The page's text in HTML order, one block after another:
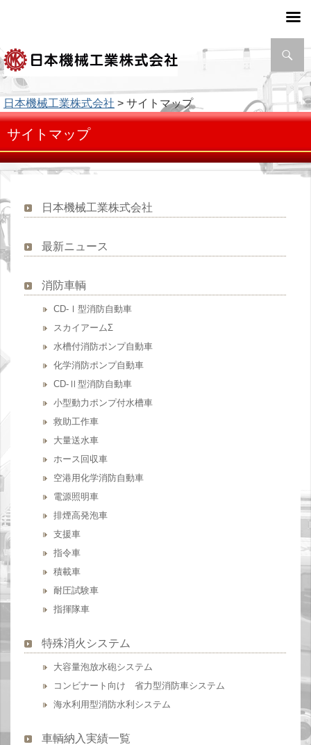
索
日本機械工業株式会社 > サイトマップ
サイトマップ
日本機械工業株式会社
最新ニュース
消防車輌
CD-Ⅰ型消防自動車
スカイアームΣ
水槽付消防ポンプ自動車
化学消防ポンプ自動車
CD-Ⅱ型消防自動車
小型動力ポンプ付水槽車
救助工作車
大量送水車
ホース回収車
空港用化学消防自動車
電源照明車
排煙高発泡車
支援車
指令車
積載車
耐圧試験車
指揮隊車
特殊消火システム
大容量泡放水砲システム
コンビナート向け 省力型消防車システム
海水利用型消防水利システム
車輌納入実績一覧